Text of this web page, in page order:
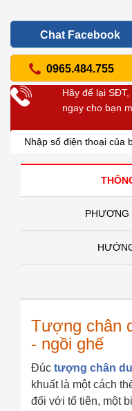
Chat Facebook
0965.484.755
Hãy để lại
ngay cho bạn
PHƯƠNG
Tượng chân
- ngồi ghế
Đúc tượng chân
khuất là một cách
đối với tổ tiên, một